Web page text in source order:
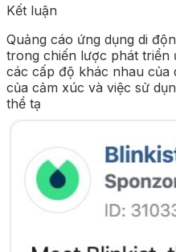
Kết luận
Quảng cáo ứng dụng di
trong chiến lược phát triển
các cấp độ khác nhau của
của cảm xúc và việc sử
thể tạ